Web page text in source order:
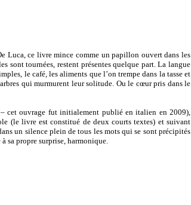
Luca, ce livre mince comme un papillon ouvert dans les
sont tournées, restent présentes quelque part. La langue
le café, les aliments que l’on trempe dans la tasse et
qui murmurent leur solitude. Ou le cœur pris dans le
cet ouvrage fut initialement publié en italien en 2009),
(le livre est constitué de deux courts textes) et suivant
un silence plein de tous les mots qui se sont précipités
sa propre surprise, harmonique.